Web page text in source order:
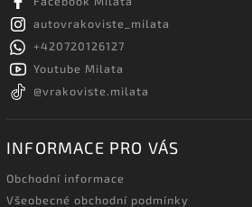
autovrakoviste_milata
+420720126127
Youtube Milata
@vrakoviste.milata
INFORMACE PRO VÁS
Obchodní informace
Všeobecné obchodní podmínky